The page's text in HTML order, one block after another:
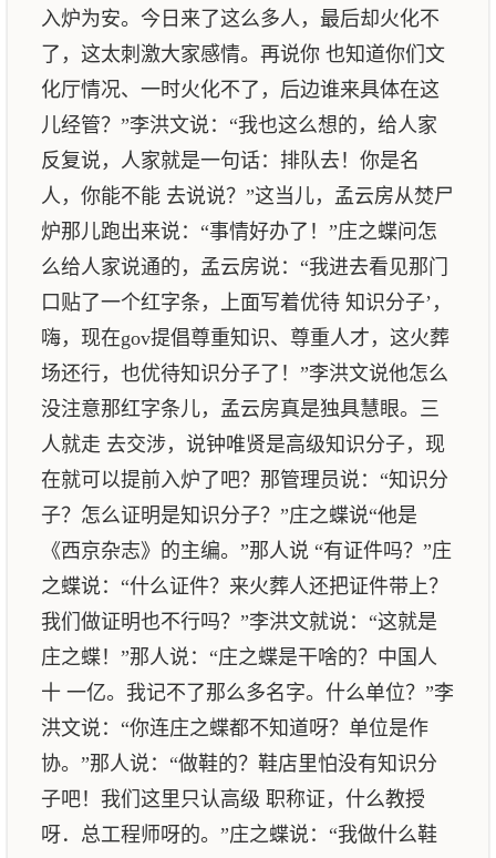
入炉为安。今日来了这么多人，最后却火化不
了，这太刺激大家感情。再说你 也知道你们文
化厅情况、一时火化不了，后边谁来具体在这
儿经管？”李洪文说：“我也这么想的，给人家
反复说，人家就是一句话：排队去！你是名
人，你能不能 去说说？”这当儿，孟云房从焚尸
炉那儿跑出来说：“事情好办了！”庄之蝶问怎
么给人家说通的，孟云房说：“我进去看见那门
口贴了一个红字条，上面写着优待 知识分子’，
嗨，现在gov提倡尊重知识、尊重人才，这火葬
场还行，也优待知识分子了！”李洪文说他怎么
没注意那红字条儿，孟云房真是独具慧眼。三
人就走 去交涉，说钟唯贤是高级知识分子，现
在就可以提前入炉了吧？那管理员说：“知识分
子？怎么证明是知识分子？”庄之蝶说“他是
《西京杂志》的主编。”那人说 “有证件吗？”庄
之蝶说：“什么证件？来火葬人还把证件带上？
我们做证明也不行吗？”李洪文就说：“这就是
庄之蝶！”那人说：“庄之蝶是干啥的？中国人
十 一亿。我记不了那么多名字。什么单位？”李
洪文说：“你连庄之蝶都不知道呀？单位是作
协。”那人说：“做鞋的？鞋店里怕没有知识分
子吧！我们这里只认高级 职称证，什么教授
呀．总工程师呀的。”庄之蝶说：“我做什么鞋